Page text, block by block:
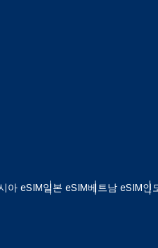
아 eSIM일본 eSIM베트남 eSIM인